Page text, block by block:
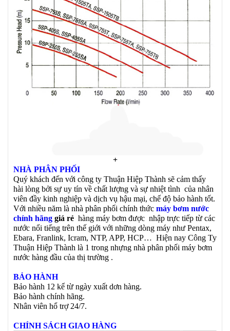
+
NHÀ PHÂN PHỐI
Quý khách đến với công ty Thuận Hiệp Thành sẽ cảm thấy
hài lòng bởi sự uy tín về chất lượng và sự nhiệt tình của nhân
viên đầy kinh nghiệp và dịch vụ hậu mại, chế độ bảo hành tốt.
Với nhiều năm là nhà phân phối chính thức máy bơm nước
chính hãng giá rẻ hàng máy bơm được nhập trực tiếp từ các
nước nổi tiếng trên thế giới với những dòng máy như Pentax,
Ebara, Franlink, Icram, NTP, APP, HCP… Hiện nay Công Ty
Thuận Hiệp Thành là 1 trong nhựng nhà phân phối máy bơm
nước hàng đầu của thị trường .
BẢO HÀNH
Bảo hành 12 kể từ ngày xuất dơn hàng.
Bảo hành chính hãng.
Nhân viên hổ trợ 24/7.
CHÍNH SÁCH GIAO HÀNG